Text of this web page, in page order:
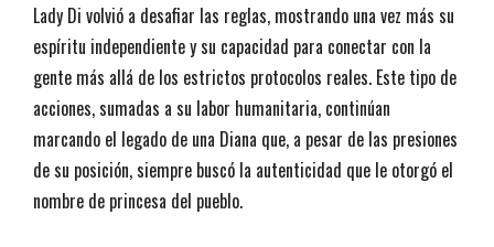
Lady Di volvió a desafiar las reglas, mostrando una vez más su
espíritu independiente y su capacidad para conectar con la
gente más allá de los estrictos protocolos reales. Este tipo de
acciones, sumadas a su labor humanitaria, continúan
marcando el legado de una Diana que, a pesar de las presiones
de su posición, siempre buscó la autenticidad que le otorgó el
nombre de princesa del pueblo.